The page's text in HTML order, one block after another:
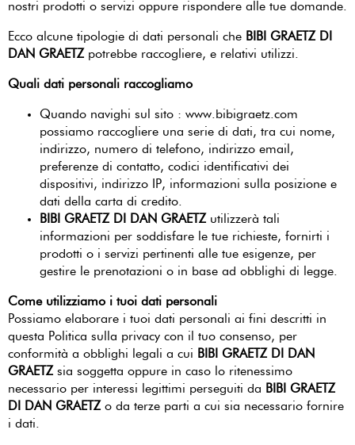
nostri prodotti o servizi oppure rispondere alle tue domande.
Ecco alcune tipologie di dati personali che BIBI GRAETZ DI
DAN GRAETZ potrebbe raccogliere, e relativi utilizzi.
Quali dati personali raccogliamo
Quando navighi sul sito : www.bibigraetz.com
possiamo raccogliere una serie di dati, tra cui nome,
indirizzo, numero di telefono, indirizzo email,
preferenze di contatto, codici identificativi dei
dispositivi, indirizzo IP, informazioni sulla posizione e
dati della carta di credito.
BIBI GRAETZ DI DAN GRAETZ utilizzerà tali
informazioni per soddisfare le tue richieste, fornirti i
prodotti o i servizi pertinenti alle tue esigenze, per
gestire le prenotazioni o in base ad obblighi di legge.
Come utilizziamo i tuoi dati personali
Possiamo elaborare i tuoi dati personali ai fini descritti in
questa Politica sulla privacy con il tuo consenso, per
conformità a obblighi legali a cui BIBI GRAETZ DI DAN
GRAETZ sia soggetta oppure in caso lo ritenessimo
necessario per interessi legittimi perseguiti da BIBI GRAETZ
DI DAN GRAETZ o da terze parti a cui sia necessario fornire
i dati.